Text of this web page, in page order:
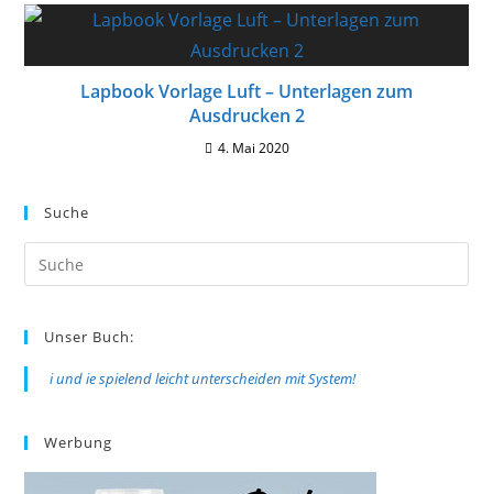
Lapbook Vorlage Luft – Unterlagen zum
Ausdrucken 2
4. Mai 2020
Suche
Suche
nach:
Unser Buch:
i und ie spielend leicht unterscheiden mit System!
Werbung